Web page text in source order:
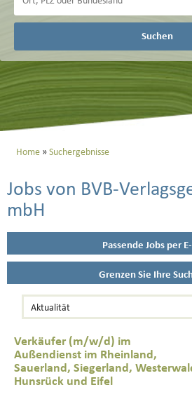
Suchen
Home Suchergebnisse
Jobs von BVB-
mbH
Passende Jobs per
Grenzen Sie Ihre
Verkäufer (m/w/d) im
Außendienst im Rheinland,
Sauerland, Siegerland,
Hunsrück und Eifel